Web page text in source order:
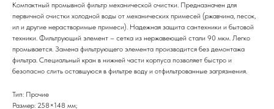
Компактный промывной фильтр механической очистки. Предназначен для
первичной очистки холодной воды от механических примесей (ржавчина, песок,
ил и другие нерастворимые примеси). Надежная защита сантехники и бытовой
техники. Фильтрующий элемент – сетка из нержавеющей стали 90 мкм. Легко
промывается. Замена фильтрующего элемента производится без демонтажа
фильтра. Специальный кран в нижней части корпуса позволяет быстро и
безопасно слить оставшуюся в фильтре воду и отфильтрованные загрязнения.
Тип: Прочие
Размер: 258×148 мм;